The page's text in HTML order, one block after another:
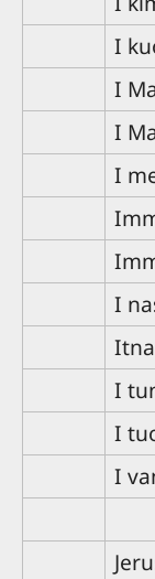
I
I
I
I
I
I
I
I